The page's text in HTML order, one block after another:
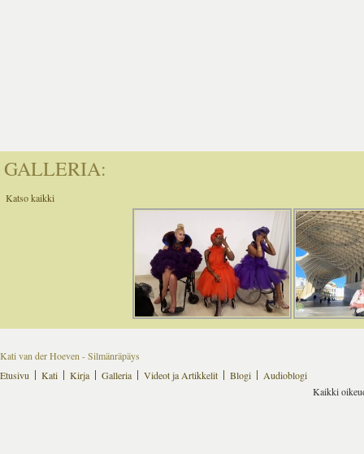
GALLERIA:
Katso kaikki
Kati van der Hoeven - Silmänräpäys
Etusivu
Kati Kirja Galleria Videot ja Artikkelit Blogi
Audioblogi
Kaikki